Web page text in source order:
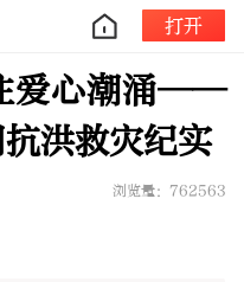
打开
爱心潮涌——
洪救灾纪实
浏览量：762563